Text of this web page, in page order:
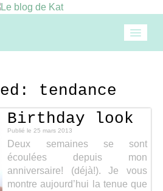
tendance
Birthday look
Publié le 25 mars 2013
Deux semaines se sont
écoulées depuis mon
anniversaire! (déjà!). Je vous
montre aujourd’hui la tenue que